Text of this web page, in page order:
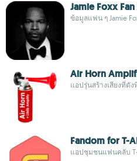
Jamie Foxx
ข้อมูลแฟน ๆ Jamie
Air Horn
แอปรุ่นสร้างเสียงที่ดั
Fandom for T-
แอปชุมชนแฟนคลับ